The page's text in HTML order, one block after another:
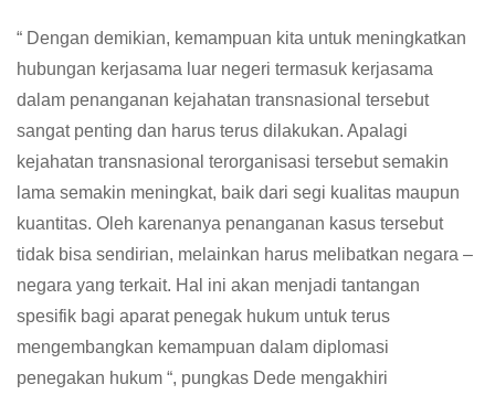
“ Dengan demikian, kemampuan kita untuk meningkatkan
hubungan kerjasama luar negeri termasuk kerjasama
dalam penanganan kejahatan transnasional tersebut
sangat penting dan harus terus dilakukan. Apalagi
kejahatan transnasional terorganisasi tersebut semakin
lama semakin meningkat, baik dari segi kualitas maupun
kuantitas. Oleh karenanya penanganan kasus tersebut
tidak bisa sendirian, melainkan harus melibatkan negara –
negara yang terkait. Hal ini akan menjadi tantangan
spesifik bagi aparat penegak hukum untuk terus
mengembangkan kemampuan dalam diplomasi
penegakan hukum “, pungkas Dede mengakhiri